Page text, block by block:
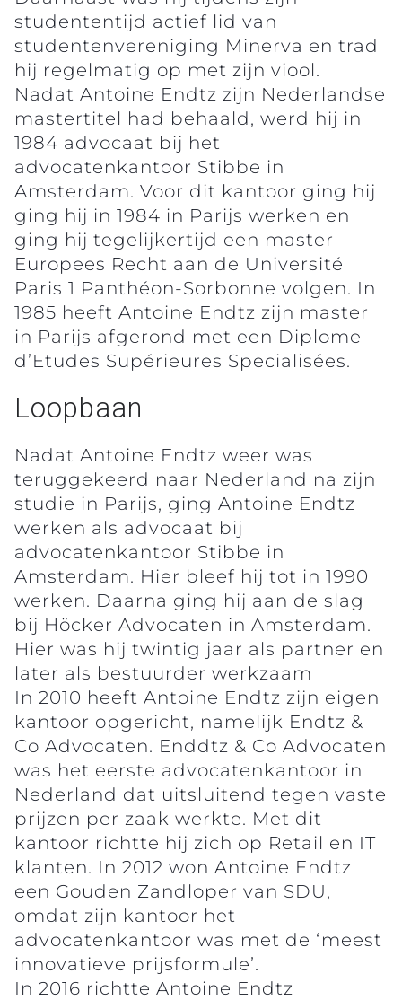
studententijd actief lid van
studentenvereniging Minerva en trad
hij regelmatig op met zijn viool.
Nadat Antoine Endtz zijn Nederlandse
mastertitel had behaald, werd hij in
1984 advocaat bij het
advocatenkantoor Stibbe in
Amsterdam. Voor dit kantoor ging hij
ging hij in 1984 in Parijs werken en
ging hij tegelijkertijd een master
Europees Recht aan de Université
Paris 1 Panthéon-Sorbonne volgen. In
1985 heeft Antoine Endtz zijn master
in Parijs afgerond met een Diplome
d’Etudes Supérieures Specialisées.
Loopbaan
Nadat Antoine Endtz weer was
teruggekeerd naar Nederland na zijn
studie in Parijs, ging Antoine Endtz
werken als advocaat bij
advocatenkantoor Stibbe in
Amsterdam. Hier bleef hij tot in 1990
werken. Daarna ging hij aan de slag
bij Höcker Advocaten in Amsterdam.
Hier was hij twintig jaar als partner en
later als bestuurder werkzaam
In 2010 heeft Antoine Endtz zijn eigen
kantoor opgericht, namelijk Endtz &
Co Advocaten. Enddtz & Co Advocaten
was het eerste advocatenkantoor in
Nederland dat uitsluitend tegen vaste
prijzen per zaak werkte. Met dit
kantoor richtte hij zich op Retail en IT
klanten. In 2012 won Antoine Endtz
een Gouden Zandloper van SDU,
omdat zijn kantoor het
advocatenkantoor was met de ‘meest
innovatieve prijsformule’.
In 2016 richtte Antoine Endtz